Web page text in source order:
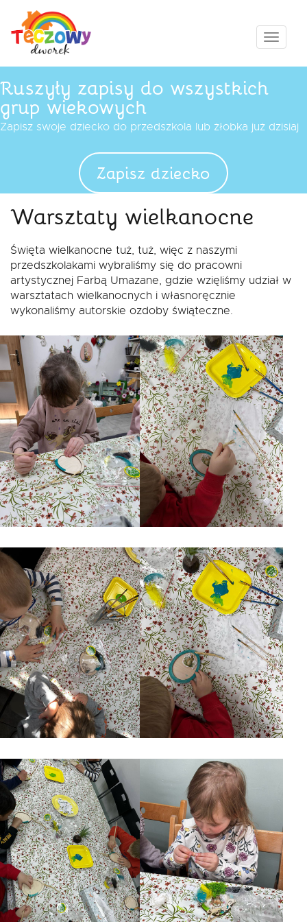
Przejdź
treści
Pokaż
Ruszyły zapisy do wszystkich
grup wiekowych
Zapisz swoje dziecko do przedszkola lub żłobka już dzisiaj
Zapisz dziecko
Warsztaty wielkanocne
Święta wielkanocne tuż, tuż, więc z naszymi
przedszkolakami wybraliśmy się do pracowni
artystycznej Farbą Umazane, gdzie wzięliśmy udział w
warsztatach wielkanocnych i własnoręcznie
wykonaliśmy autorskie ozdoby świąteczne.